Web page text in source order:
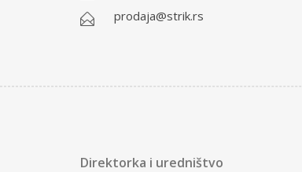
prodaja@strik.rs
Direktorka i uredništvo